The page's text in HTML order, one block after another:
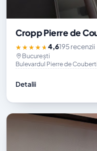
Cropp Pierre de
★★★★★4,6195 recenzii
București
Bulevardul Pierre de
Detalii